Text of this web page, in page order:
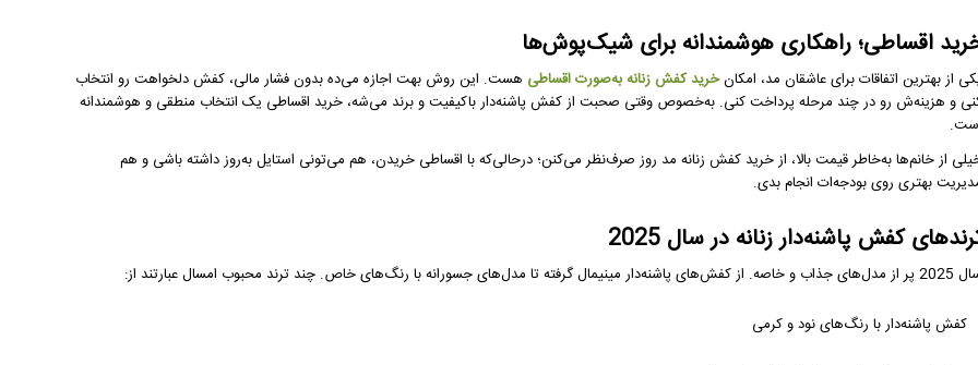
اقساطی؛ راهکاری هوشمندانه برای شیک‌پوش‌ها
از بهترین اتفاقات برای عاشقان مد، امکانخرید کفش زنانه به‌صورتاقساطی هست. این روش بهت اجازه می‌ده بدون فشار مالی، کفش دلخواهت رو انتخاب
و هزینه‌ش رو در چند مرحله پرداخت کنی. به‌خصوص وقتی صحبت از کفش پاشنه‌دار باکیفیت و برند می‌شه، خرید اقساطی یک انتخاب منطقی و هوشمندانه
از خانم‌ها به‌خاطر قیمت بالا، از خرید کفش زنانه مد روز صرف‌نظر می‌کنن؛ درحالی‌که با اقساطی خریدن، هم می‌تونی استایل به‌روز داشته باشی و هم
بهتری روی بودجه‌ات انجام بدی.
کفش پاشنه‌دار زنانه در سال 2025
پاشنه‌دار مینیمال گرفته تا مدل‌های جسورانه با رنگ‌های خاص. چند ترند محبوب امسال عبارتند از:
کفش پاشنه‌دار با رنگ‌های نود و کرمی